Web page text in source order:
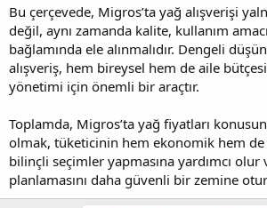
Bu çerçevede, Migros’ta yağ alışverişi
değil, aynı zamanda kalite, kullanım
bağlamında ele alınmalıdır. Dengeli
alışveriş, hem bireysel hem de aile
yönetimi için önemli bir araçtır.
Toplamda, Migros’ta yağ fiyatları
olmak, tüketicinin hem ekonomik hem de
bilinçli seçimler yapmasına yardımcı
planlamasını daha güvenli bir zemine